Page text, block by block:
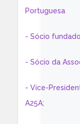
Portuguesa
- Sócio
- Sócio da
- Vice-
A25A;